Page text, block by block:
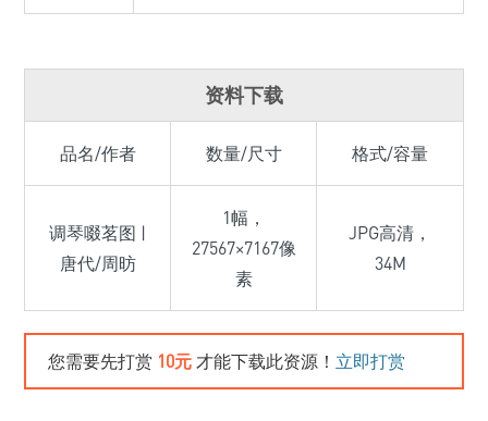
资料下载
品名/作者 数量/尺寸 格式/容量
调琴啜茗图 |
唐代/周昉
1幅，
27567×7167像
素
JPG高清，
34M
您需要先打赏 10元 才能下载此资源！ 立即打赏